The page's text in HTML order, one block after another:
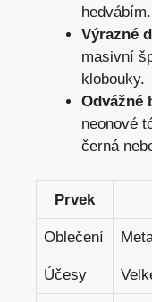
hedvábím.
Výrazné
masivní
klobouky.
Odvážné
neonové
černá
Prvek
Oblečení
Účesy